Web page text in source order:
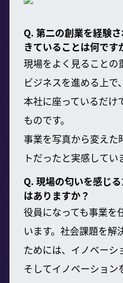
Q. 第二の創業を経験
きていることは何です
現場をよく見ることの
ビジネスを進める上で
本社に座っているだけ
ものです。
事業を写真から変えた
トだったと実感してい
Q. 現場の匂いを感じ
はありますか？
役員になっても事業を
います。社会課題を解
ためには、イノベーシ
そしてイノベーショ